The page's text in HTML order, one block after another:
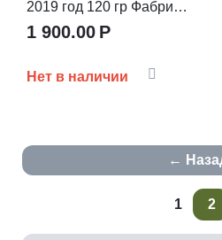
2019 год 120 гр Фабрика
Юньнань Пуэр Хун Чен
Мао
1 900.00 Р
Нет в наличии
1 2